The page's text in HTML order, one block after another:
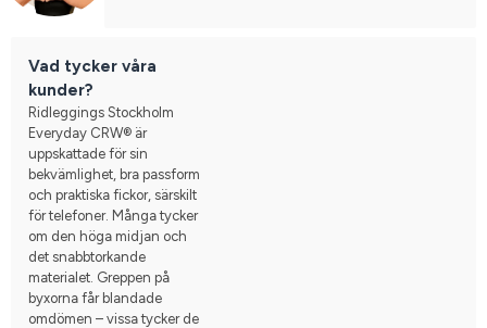
Vad tycker våra
kunder?
Ridleggings Stockholm
Everyday CRW® är
uppskattade för sin
bekvämlighet, bra passform
och praktiska fickor, särskilt
för telefoner. Många tycker
om den höga midjan och
det snabbtorkande
materialet. Greppen på
byxorna får blandade
omdömen – vissa tycker de